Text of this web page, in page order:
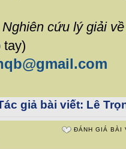
Nghiên cứu lý giải
tay)
giả bài viết: Lê
ĐÁNH GIÁ BÀI